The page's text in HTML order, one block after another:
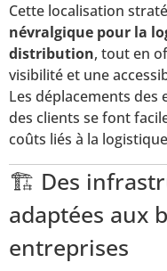
Cette localisation
névralgique pour la
distribution, tout en
visibilité et une
Les déplacements
des clients se font
coûts liés à la
🏗️ Des
adaptées aux
entreprises